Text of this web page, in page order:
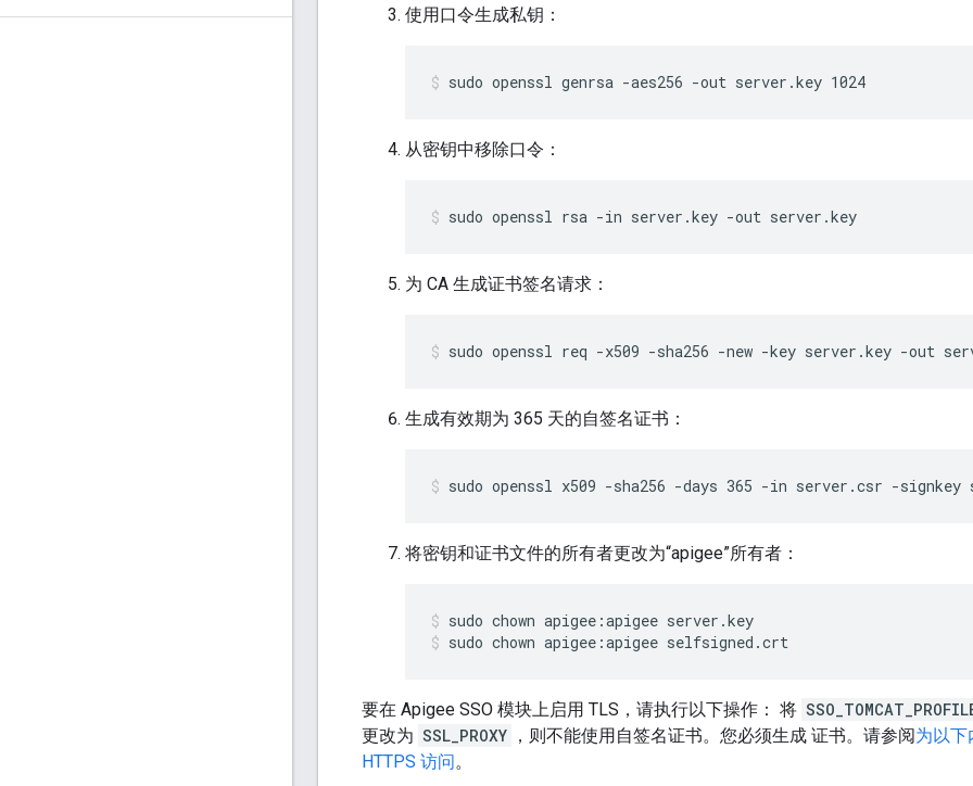
使用口令生成私钥：
sudo openssl genrsa -aes256 -out server.key 1024
从密钥中移除口令：
sudo openssl rsa -in server.key -out server.key
为 CA 生成证书签名请求：
sudo openssl req -x509 -sha256 -new -key server.key -out
生成有效期为 365 天的自签名证书：
sudo openssl x509 -sha256 -days 365 -in server.csr -
将密钥和证书文件的所有者更改为“apigee”所有者：
sudo chown apigee:apigee selfsigned.crt
要在 Apigee SSO 模块上启用 TLS，请执行以下操作： 将
更改为 SSL_PROXY ，则不能使用自签名证书。您必须生成 证书。请参阅为以下
HTTPS 访问。